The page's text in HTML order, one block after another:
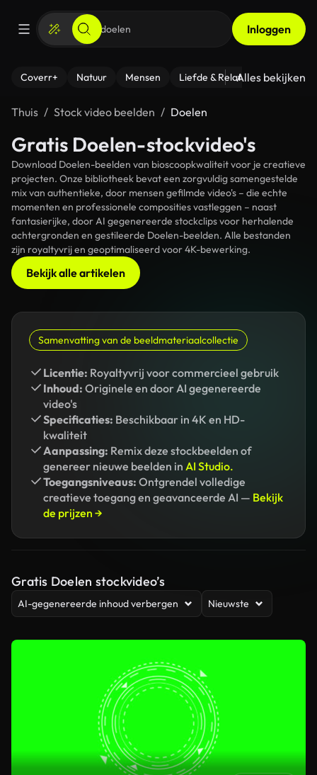
Inloggen
Coverr+ Natuur Mensen Liefde & Relaties - Fitness
Alles bekijken
Thuis Stock video beelden Doelen
Gratis Doelen-stockvideo's
Download Doelen-beelden van bioscoopkwaliteit voor je creatieve
projecten. Onze bibliotheek bevat een zorgvuldig samengestelde
mix van authentieke, door mensen gefilmde video's – die echte
momenten en professionele composities vastleggen – naast
fantasierijke, door AI gegenereerde stockclips voor herhalende
achtergronden en gestileerde Doelen-beelden. Alle bestanden
zijn royaltyvrij en geoptimaliseerd voor 4K-bewerking.
Bekijk alle artikelen
Samenvatting van de beeldmateriaalcollectie
Licentie: Royaltyvrij voor commercieel gebruik
Inhoud: Originele en door AI gegenereerde
video's
Specificaties: Beschikbaar in 4K en HD-
kwaliteit
Aanpassing: Remix deze stockbeelden of
genereer nieuwe beelden in AI Studio.
Toegangsniveaus: Ontgrendel volledige
creatieve toegang en geavanceerde AI — Bekijk
de prijzen →
Gratis Doelen stockvideo’s
AI-gegenereerde inhoud verbergen Nieuwste